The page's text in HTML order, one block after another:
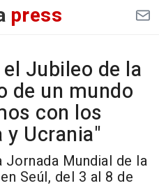
press
Jubileo de la
de un mundo
con los
y Ucrania"
Mundial de la
Seúl, del 3 al 8 de